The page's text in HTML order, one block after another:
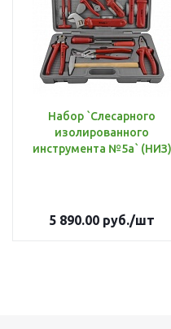
Набор `Слесарного
изолированного
инструмента №5а` (НИЗ)
5 890.00 руб./шт